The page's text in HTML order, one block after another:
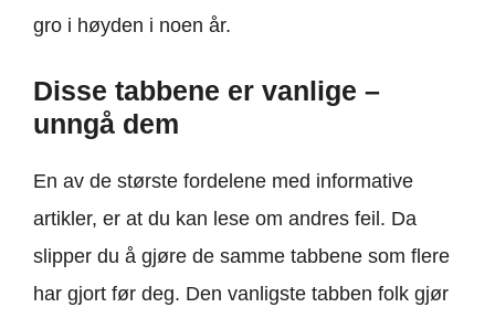
gro i høyden i noen år.
Disse tabbene er vanlige –
unngå dem
En av de største fordelene med informative
artikler, er at du kan lese om andres feil. Da
slipper du å gjøre de samme tabbene som flere
har gjort før deg. Den vanligste tabben folk gjør